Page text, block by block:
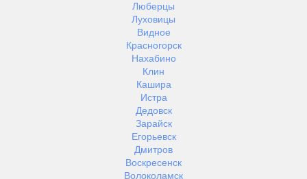
Люберцы
Луховицы
Видное
Красногорск
Нахабино
Клин
Кашира
Истра
Дедовск
Зарайск
Егорьевск
Дмитров
Воскресенск
Волоколамск